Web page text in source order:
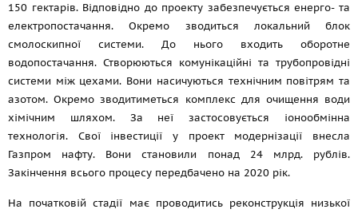
150 гектарів. Відповідно до проекту забезпечується енерго- та
електропостачання. Окремо зводиться локальний блок
смолоскипної системи. До нього входить оборотне
водопостачання. Створюються комунікаційні та трубопровідні
системи між цехами. Вони насичуються технічним повітрям та
азотом. Окремо зводитиметься комплекс для очищення води
хімічним шляхом. За неї застосовується іонообмінна
технологія. Свої інвестиції у проект модернізації внесла
Газпром нафту. Вони становили понад 24 млрд. рублів.
Закінчення всього процесу передбачено на 2020 рік.
На початковій стадії має проводитись реконструкція низької